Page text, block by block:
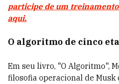
participe de um
aqui.
O algoritmo de cinco
Em seu livro, "O Algoritmo",
filosofia operacional de